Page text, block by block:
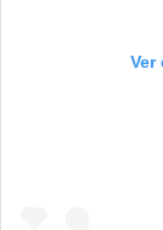
Ver